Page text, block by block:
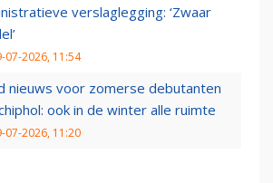
verslaglegging: ‘Zwaar
07-2026, 11:54
nieuws voor zomerse debutanten
ook in de winter alle ruimte
07-2026, 11:20